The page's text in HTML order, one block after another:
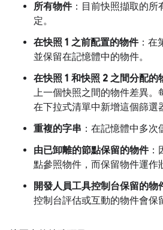
所有物件：目前快照擷取的所
定。
在快照 1 之前配置的物件：在
並保留在記憶體中的物件。
在快照 1 和快照 2 之間分配的
上一個快照之間的物件差異。
在下拉式清單中新增這個篩選
重複的字串 ：在記憶體中多次
由已卸離的節點保留的物件：
點參照物件，而保留物件運作
開發人員工具控制台保留的物
控制台評估或互動的物件會保